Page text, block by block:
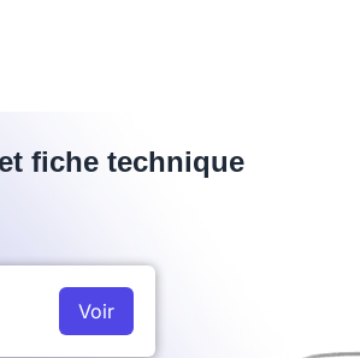
fiche technique
Voir